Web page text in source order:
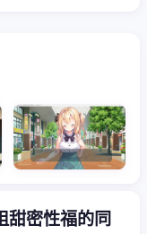
甜密性福的同